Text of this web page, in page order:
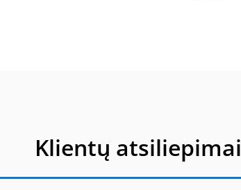
Klientų atsiliepimai